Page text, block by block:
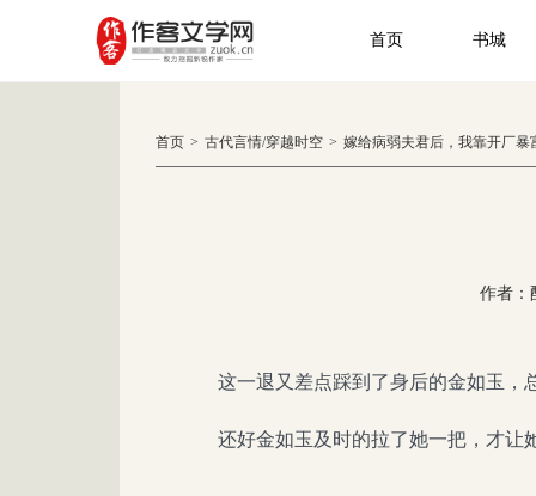
首页 书城
首页 > 古代言情/穿越时空 > 嫁给病弱夫君后，我靠开厂暴
作者：
这一退又差点踩到了身后的金如玉，
还好金如玉及时的拉了她一把，才让